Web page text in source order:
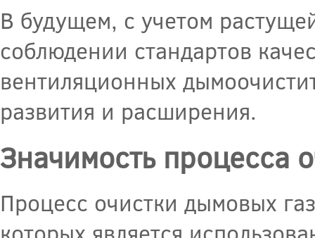
В будущем, с учетом
соблюдении стандартов
вентиляционных
развития и расширения.
Значимость процесса
Процесс очистки дымовых